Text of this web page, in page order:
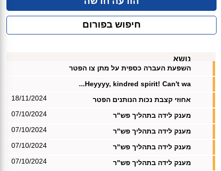
חיפוש בפורום
נושא
השפעת העברה כספית על מתן צו הפטר
Heyyyy, kindred spirit! Can't wa...
אחוזי קצבת נכות הנותנים הפטר
18/11/2024
מענק לידה בתהליך פש"ר 07/10/2024
מענק לידה בתהליך פש"ר 07/10/2024
מענק לידה בתהליך פש"ר 07/10/2024
מענק לידה בתהליך פש"ר 07/10/2024